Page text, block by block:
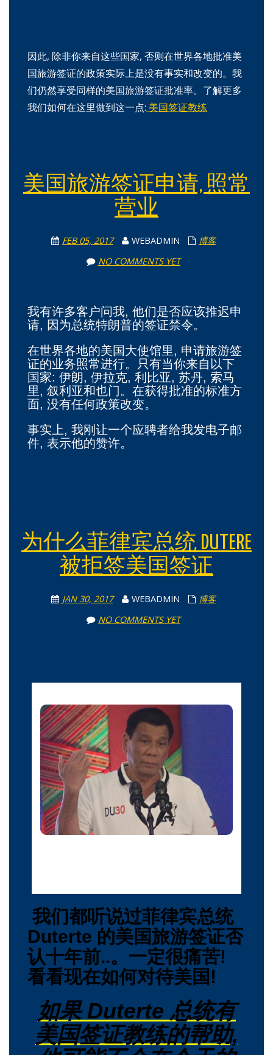
因此, 除非你来自这些国家, 否则在世界各地批准美
国旅游签证的政策实际上是没有事实和改变的。我
们仍然享受同样的美国旅游签证批准率。了解更多
我们如何在这里做到这一点: 美国签证教练
美国旅游签证申请, 照常
营业
FEB 05, 2017 WEBADMIN
博客
NO COMMENTS YET
我有许多客户问我, 他们是否应该推迟申
请, 因为总统特朗普的签证禁令。
在世界各地的美国大使馆里, 申请旅游签
证的业务照常进行。只有当你来自以下
国家: 伊朗, 伊拉克, 利比亚, 苏丹, 索马
里, 叙利亚和也门。在获得批准的标准方
面, 没有任何政策改变。
事实上, 我刚让一个应聘者给我发电子邮
件, 表示他的赞许。
为什么菲律宾总统 DUTERE
被拒签美国签证
JAN 30, 2017 WEBADMIN
博客
NO COMMENTS YET
我们都听说过菲律宾总统
Duterte 的美国旅游签证否
认十年前..。一定很痛苦!
看看现在如何对待美国!
如果 Duterte 总统有
美国签证教练的帮助,